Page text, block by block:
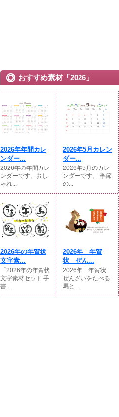
おすすめ素材「2026」
2026年年間カレ
ンダー...
2026年の年間カレ
ンダーです。おし
ゃれ...
2026年5月カレン
ダー...
2026年5月のカレ
ンダーです。 季節
の...
2026年の年賀状
文字素...
「2026年の年賀状
文字素材セット 手
書...
2026年 年賀
状 ぜん...
2026年 年賀状
ぜんざいをたべる
馬と...